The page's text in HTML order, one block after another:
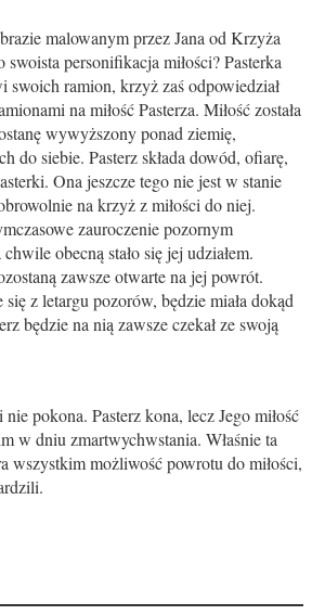
malowanym przez Jana od Krzyża
personifikacja miłości? Pasterka
swoich ramion, krzyż zaś odpowiedział
na miłość Pasterza. Miłość została
wywyższony ponad ziemię,
do siebie. Pasterz składa dowód, ofiarę,
Ona jeszcze tego nie jest w stanie
na krzyż z miłości do niej.
zauroczenie pozornym
obecną stało się jej udziałem.
zawsze otwarte na jej powrót.
z letargu pozorów, będzie miała dokąd
będzie na nią zawsze czekał ze swoją
Pasterz kona, lecz Jego miłość
w dniu zmartwychwstania. Właśnie ta
wszystkim możliwość powrotu do miłości,